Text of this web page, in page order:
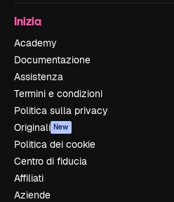
Inizia
Academy
Documentazione
Assistenza
Termini e condizioni
Politica sulla privacy
Originali New
Politica dei cookie
Centro di fiducia
Affiliati
Aziende